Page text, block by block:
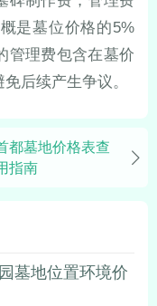
是墓位价格的5%
管理费包含在墓价
后续产生争议。
都墓地价格表查
指南
墓地位置环境价